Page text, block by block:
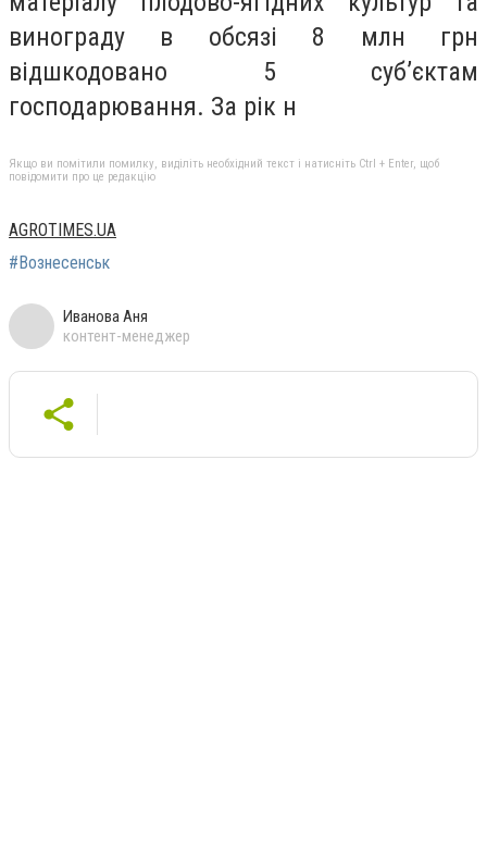
винограду в обсязі 8 млн грн
відшкодовано 5 суб’єктам
господарювання. За рік н
Якщо ви помітили помилку, виділіть необхідний текст і натисніть Ctrl + Enter, щоб
повідомити про це редакцію
AGROTIMES.UA
#Вознесенськ
Иванова Аня
контент-менеджер